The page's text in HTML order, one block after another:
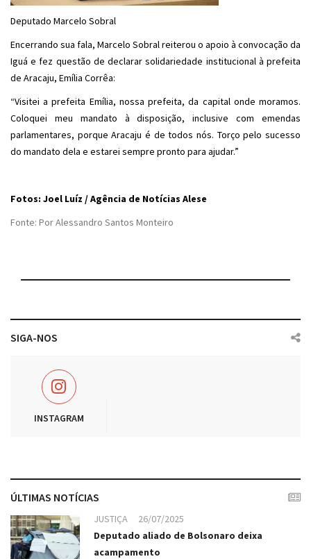
Deputado Marcelo Sobral
Encerrando sua fala, Marcelo Sobral reiterou o apoio à convocação da
Iguá e fez questão de declarar solidariedade institucional à prefeita
de Aracaju, Emília Corrêa:
“Visitei a prefeita Emília, nossa prefeita, da capital onde moramos.
Coloquei meu mandato à disposição, inclusive com emendas
parlamentares, porque Aracaju é de todos nós. Torço pelo sucesso
do mandato dela e estarei sempre pronto para ajudar.”
Fotos: Joel Luíz / Agência de Notícias Alese
Fonte: Por Alessandro Santos Monteiro
SIGA-NOS
INSTAGRAM
ÚLTIMAS NOTÍCIAS
JUSTIÇA
26/07/2025
Deputado aliado de Bolsonaro deixa
acampamento